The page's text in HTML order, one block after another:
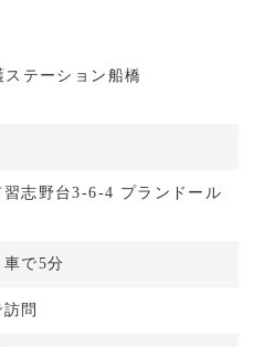
ステーション船橋
習志野台3-6-4 プランドール
で5分
問